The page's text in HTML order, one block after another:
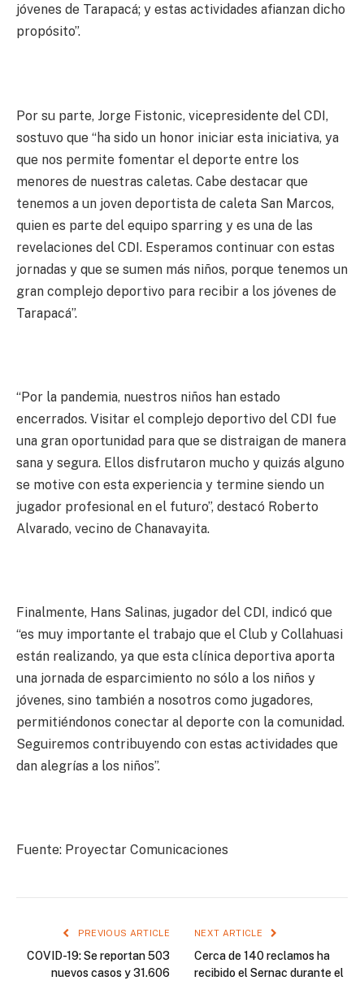
jóvenes de Tarapacá; y estas actividades afianzan dicho
propósito”.
Por su parte, Jorge Fistonic, vicepresidente del CDI,
sostuvo que “ha sido un honor iniciar esta iniciativa, ya
que nos permite fomentar el deporte entre los
menores de nuestras caletas. Cabe destacar que
tenemos a un joven deportista de caleta San Marcos,
quien es parte del equipo sparring y es una de las
revelaciones del CDI. Esperamos continuar con estas
jornadas y que se sumen más niños, porque tenemos un
gran complejo deportivo para recibir a los jóvenes de
Tarapacá”.
“Por la pandemia, nuestros niños han estado
encerrados. Visitar el complejo deportivo del CDI fue
una gran oportunidad para que se distraigan de manera
sana y segura. Ellos disfrutaron mucho y quizás alguno
se motive con esta experiencia y termine siendo un
jugador profesional en el futuro”, destacó Roberto
Alvarado, vecino de Chanavayita.
Finalmente, Hans Salinas, jugador del CDI, indicó que
“es muy importante el trabajo que el Club y Collahuasi
están realizando, ya que esta clínica deportiva aporta
una jornada de esparcimiento no sólo a los niños y
jóvenes, sino también a nosotros como jugadores,
permitiéndonos conectar al deporte con la comunidad.
Seguiremos contribuyendo con estas actividades que
dan alegrías a los niños”.
Fuente: Proyectar Comunicaciones
PREVIOUS ARTICLE
COVID-19: Se reportan 503
nuevos casos y 31.606
NEXT ARTICLE
Cerca de 140 reclamos ha
recibido el Sernac durante el